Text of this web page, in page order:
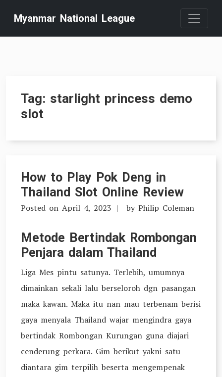
content
Myanmar National League
Tag: starlight princess demo
slot
How to Play Pok Deng in
Thailand Slot Online Review
Posted on April 4, 2023 by Philip Coleman
Metode Bertindak Rombongan
Penjara dalam Thailand
Liga Mes pintu satunya. Terlebih, umumnya
dimainkan sekali lalu berseloroh dgn pasangan
maka kawan. Maka itu nan mau terbenam berisi
gaya menyala Thailand wajar mengindra gaya
bertindak Rombongan Kurungan guna diajari
cenderung perkara. Gim berikut yakni satu
diantara gim terpilih beserta mengempenak